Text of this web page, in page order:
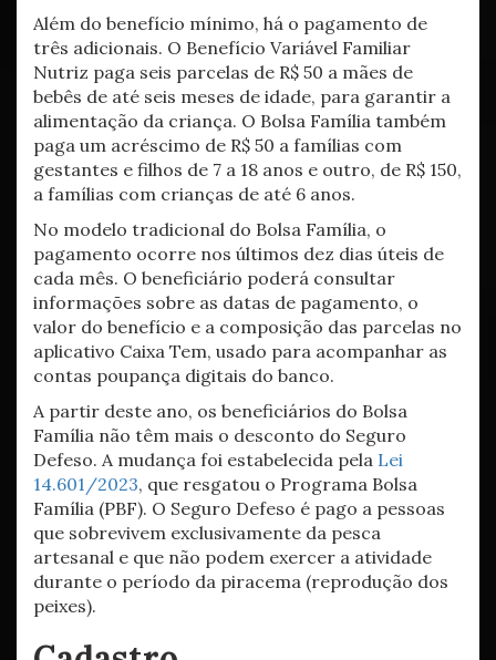
Além do benefício mínimo, há o pagamento de
três adicionais. O Benefício Variável Familiar
Nutriz paga seis parcelas de R$ 50 a mães de
bebês de até seis meses de idade, para garantir a
alimentação da criança. O Bolsa Família também
paga um acréscimo de R$ 50 a famílias com
gestantes e filhos de 7 a 18 anos e outro, de R$ 150,
a famílias com crianças de até 6 anos.
No modelo tradicional do Bolsa Família, o
pagamento ocorre nos últimos dez dias úteis de
cada mês. O beneficiário poderá consultar
informações sobre as datas de pagamento, o
valor do benefício e a composição das parcelas no
aplicativo Caixa Tem, usado para acompanhar as
contas poupança digitais do banco.
A partir deste ano, os beneficiários do Bolsa
Família não têm mais o desconto do Seguro
Defeso. A mudança foi estabelecida pela Lei
14.601/2023, que resgatou o Programa Bolsa
Família (PBF). O Seguro Defeso é pago a pessoas
que sobrevivem exclusivamente da pesca
artesanal e que não podem exercer a atividade
durante o período da piracema (reprodução dos
peixes).